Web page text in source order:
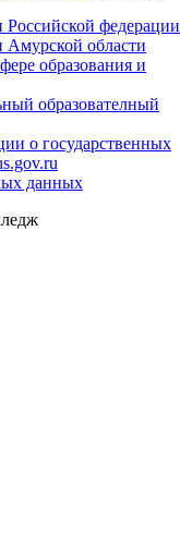
Российской федерации
Амурской области
образования и
образователный
о государственных
данных